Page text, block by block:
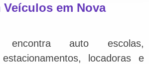
Veículos em Nova
auto escolas,
locadoras e